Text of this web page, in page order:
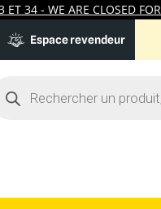
34 - WE ARE CLOSED
Espace revendeur